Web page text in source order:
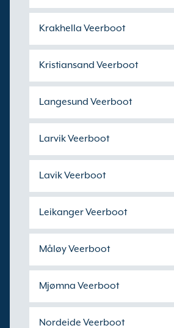
Krakhella Veerboot
Kristiansand Veerboot
Langesund Veerboot
Larvik Veerboot
Lavik Veerboot
Leikanger Veerboot
Måløy Veerboot
Mjømna Veerboot
Nordeide Veerboot